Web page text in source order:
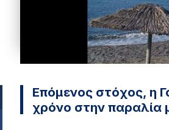
Επόμενος στόχος, η
χρόνο στην παραλία